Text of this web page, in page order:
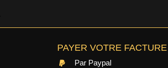
PAYER VOTRE FACTURE
Par Paypal